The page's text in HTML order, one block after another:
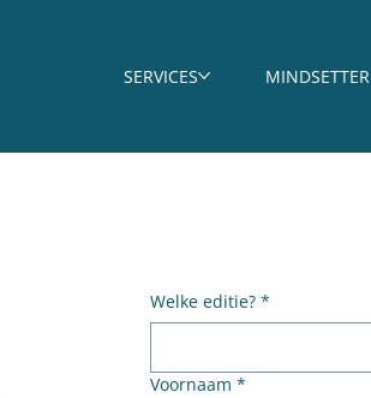
SERVICES MINDSETTER
Welke editie? *
Voornaam *